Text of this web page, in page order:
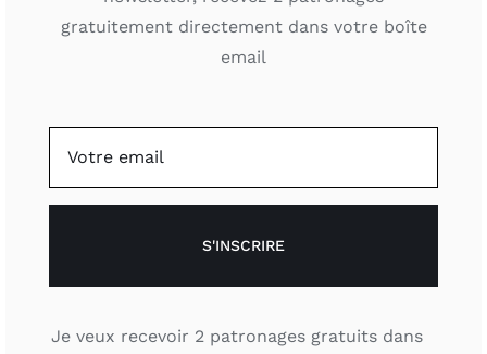
gratuitement directement dans votre boîte
email
S'INSCRIRE
Je veux recevoir 2 patronages gratuits dans